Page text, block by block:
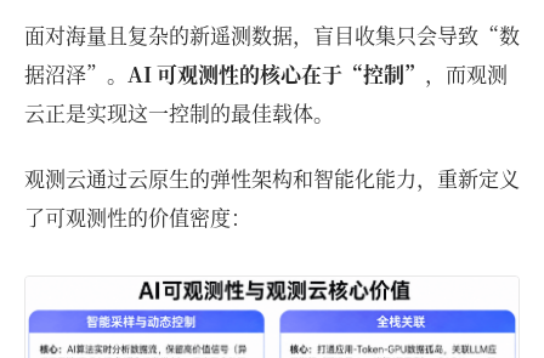
面对海量且复杂的新遥测数据，盲目收集只会导致“数
据沼泽”。 AI 可观测性的核心在于“控制” ，而观测
云正是实现这一控制的最佳载体。
观测云通过云原生的弹性架构和智能化能力，重新定义
了可观测性的价值密度：